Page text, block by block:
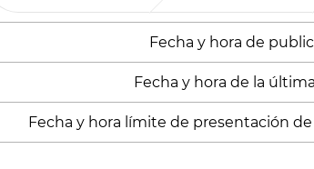
Fecha y hora de
Fecha y hora de la
Fecha y hora límite de presentación